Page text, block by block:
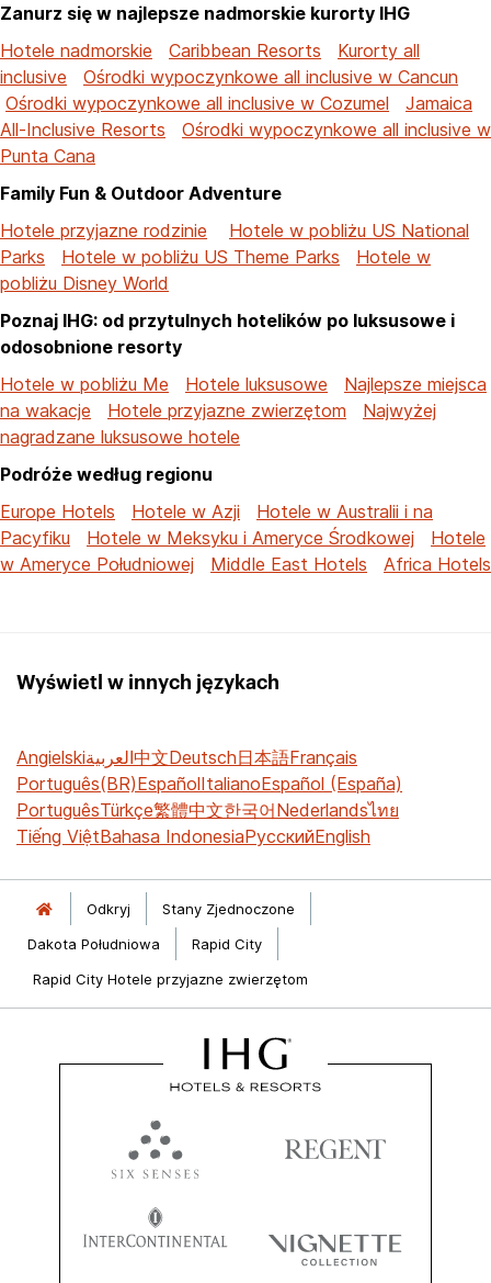
Zanurz się w najlepsze nadmorskie kurorty IHG
Hotele nadmorskie
Caribbean Resorts
Kurorty all
inclusive
Ośrodki wypoczynkowe all inclusive w Cancun
Ośrodki wypoczynkowe all inclusive w Cozumel
Jamaica
All-Inclusive Resorts
Ośrodki wypoczynkowe all inclusive w
Punta Cana
Family Fun & Outdoor Adventure
Hotele przyjazne rodzinie
Hotele w pobliżu US National
Parks
Hotele w pobliżu US Theme Parks
Hotele w
pobliżu Disney World
Poznaj IHG: od przytulnych hotelików po luksusowe i
odosobnione resorty
Hotele w pobliżu Me
Hotele luksusowe
Najlepsze miejsca
na wakacje
Hotele przyjazne zwierzętom
Najwyżej
nagradzane luksusowe hotele
Podróże według regionu
Europe Hotels
Hotele w Azji
Hotele w Australii i na
Pacyfiku
Hotele w Meksyku i Ameryce Środkowej
Hotele
w Ameryce Południowej
Middle East Hotels Africa Hotels
Wyświetl w innych językach
Angielskiالعربية中文Deutsch日本語Français
Português(BR)EspañolItalianoEspañol (España)
PortuguêsTürkçe繁體中文한국어Nederlandsไทย
Tiếng ViệtBahasa IndonesiaРусскийEnglish
Odkryj
Stany Zjednoczone
Dakota Południowa
Rapid City
Rapid City Hotele przyjazne zwierzętom